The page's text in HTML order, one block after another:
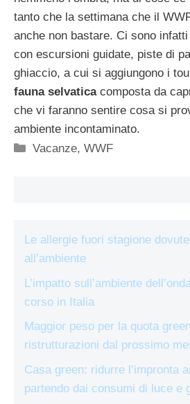
tanto che la settimana che il
anche non bastare. Ci sono
con escursioni guidate, piste di
ghiaccio, a cui si aggiungono i
fauna selvatica composta da
che vi faranno sentire cosa si
ambiente incontaminato.
Categorie
Vacanze,WWF
Le allergie fuori stagione
all’ambiente
L’impatto sull’ambiente
corso in Italia
Maggior peso per la quota
ristrutturazioni dal prossimo
Casa green: ridurre l’impronta
partendo dai consumi di luce e